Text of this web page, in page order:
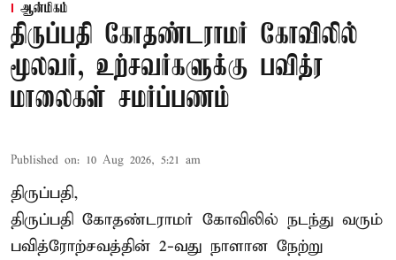
ஆன்மிகம்
திருப்பதி கோதண்டராமர் கோவிலில்
மூலவர், உற்சவர்களுக்கு பவித்ர
மாலைகள் சமர்ப்பணம்
Published on: 10 Aug 2026, 5:21 am
திருப்பதி,
திருப்பதி கோதண்டராமர் கோவிலில் நடந்து வரும்
பவித்ரோற்சவத்தின் 2-வது நாளான நேற்று